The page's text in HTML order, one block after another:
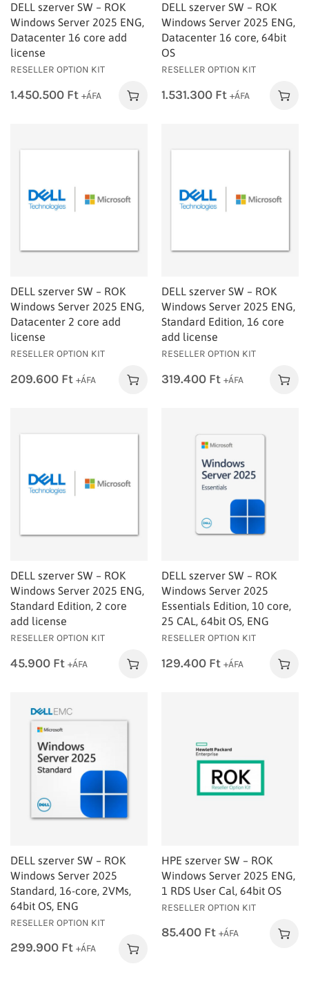
DELL szerver SW – ROK
Windows Server 2025 ENG,
Datacenter 16 core add
license
RESELLER OPTION KIT
1.450.500 Ft +ÁFA
DELL szerver SW – ROK
Windows Server 2025 ENG,
Datacenter 16 core, 64bit
OS
RESELLER OPTION KIT
1.531.300 Ft +ÁFA
DELL szerver SW – ROK
Windows Server 2025 ENG,
Datacenter 2 core add
license
RESELLER OPTION KIT
209.600 Ft +ÁFA
DELL szerver SW – ROK
Windows Server 2025 ENG,
Standard Edition, 16 core
add license
RESELLER OPTION KIT
319.400 Ft +ÁFA
DELL szerver SW – ROK
Windows Server 2025 ENG,
Standard Edition, 2 core
add license
RESELLER OPTION KIT
45.900 Ft +ÁFA
DELL szerver SW – ROK
Windows Server 2025
Essentials Edition, 10 core,
25 CAL, 64bit OS, ENG
RESELLER OPTION KIT
129.400 Ft +ÁFA
DELL szerver SW – ROK
Windows Server 2025
Standard, 16-core, 2VMs,
64bit OS, ENG
RESELLER OPTION KIT
299.900 Ft +ÁFA
HPE szerver SW – ROK
Windows Server 2025 ENG,
1 RDS User Cal, 64bit OS
RESELLER OPTION KIT
85.400 Ft +ÁFA